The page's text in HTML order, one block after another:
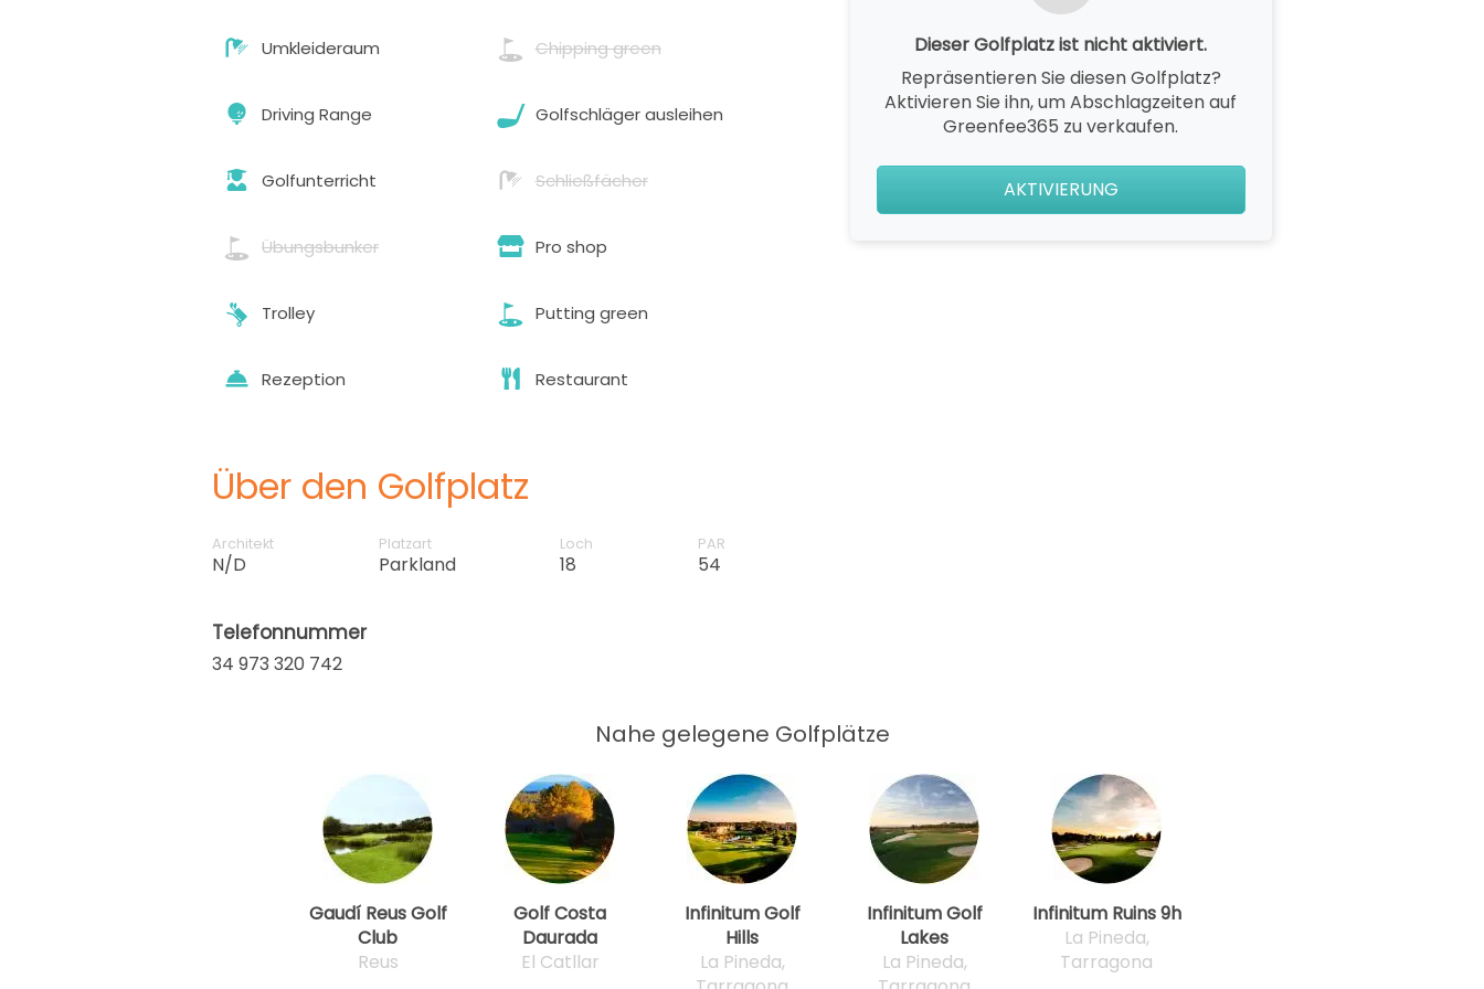
Dieser Golfplatz ist nicht aktiviert.
Repräsentieren Sie diesen Golfplatz?
Aktivieren Sie ihn, um Abschlagzeiten auf
Greenfee365 zu verkaufen.
AKTIVIERUNG
Umkleideraum Chipping green
Driving Range Golfschläger ausleihen
Golfunterricht Schließfächer
Übungsbunker Pro shop
Trolley Putting green
Rezeption Restaurant
Über den Golfplatz
Architekt
N/D
Platzart
Parkland
Loch
18
PAR
54
Telefonnummer
34 973 320 742
Nahe gelegene Golfplätze
Gaudí Reus Golf
Club
Reus
Golf Costa
Daurada
El Catllar
Infinitum Golf
Hills
La Pineda,
Infinitum Golf
Lakes
La Pineda,
Infinitum Ruins 9h
La Pineda,
Tarragona